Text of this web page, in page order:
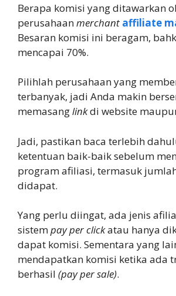
Berapa komisi yang ditawarkan
perusahaanmerchant affiliate
Besaran komisi ini beragam,
mencapai 70%.
Pilihlah perusahaan yang
terbanyak, jadi Anda makin
memasanglinkdi website
Jadi, pastikan baca terlebih
ketentuan baik-baik sebelum
program afiliasi, termasuk
didapat.
Yang perlu diingat, ada jenis
sistempay per clickatau hanya
dapat komisi. Sementara yang
mendapatkan komisi ketika ada
berhasil (pay per sale).